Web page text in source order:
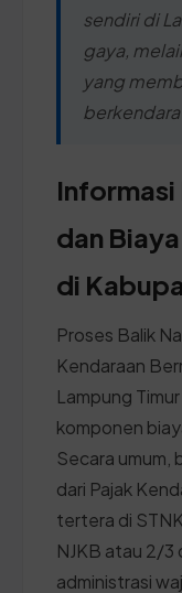
sendiri di
gaya,
yang
dan
di
Proses Balik
Kendaraan
Lampung
komponen
Secara umum,
dari Pajak
tertera di
NJKB atau 2/3
administrasi